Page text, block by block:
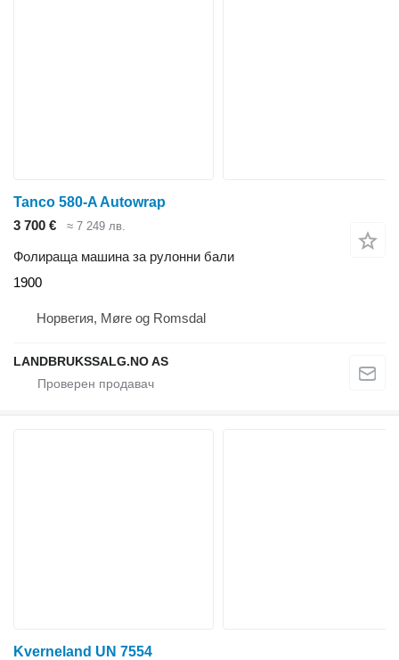
Tanco 580-A Autowrap
3 700 €
≈ 7 249 лв.
Фолираща машина за рулонни бали
1900
Норвегия, Møre og Romsdal
LANDBRUKSSALG.NO AS
Kverneland UN 7554